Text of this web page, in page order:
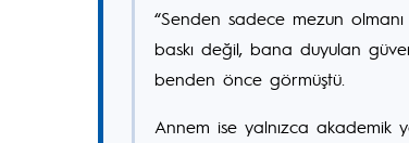
“Senden sadece mezun
baskı değil, bana duyulan
benden önce görmüştü.
Annem ise yalnızca akademik